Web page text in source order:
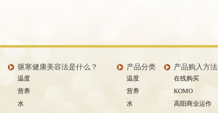
驱寒健康美容法是什么？
温度
营养
水
产品分类
温度
营养
水
产品购入方法
在线购买
KOMO
高阳商业运作